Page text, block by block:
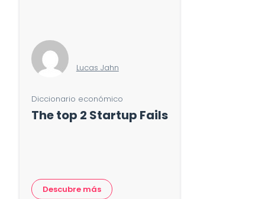
Lucas Jahn
Diccionario económico
The top 2 Startup Fails
Descubre más